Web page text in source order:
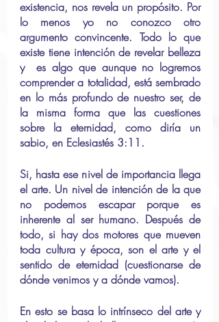
existencia, nos revela un propósito. Por
lo menos yo no conozco otro
argumento convincente. Todo lo que
existe tiene intención de revelar belleza
y  es algo que aunque no logremos
comprender a totalidad, está sembrado
en lo más profundo de nuestro ser, de
la misma forma que las cuestiones
sobre la eternidad, como diría un
sabio, en Eclesiastés 3:11.
Si, hasta ese nivel de importancia llega
el arte. Un nivel de intención de la que
no podemos escapar porque es
inherente al ser humano. Después de
todo, si hay dos motores que mueven
toda cultura y época, son el arte y el
sentido de eternidad (cuestionarse de
dónde venimos y a dónde vamos).
En esto se basa lo intrínseco del arte y